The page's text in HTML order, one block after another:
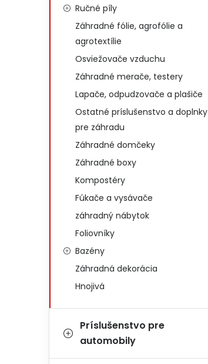
Ručné píly
Záhradné fólie, agrofólie a
agrotextílie
Osviežovače vzduchu
Záhradné merače, testery
Lapače, odpudzovače a plašiče
Ostatné príslušenstvo a doplnky
pre záhradu
Záhradné domčeky
Záhradné boxy
Kompostéry
Fúkače a vysávače
záhradný nábytok
Foliovníky
Bazény
Záhradná dekorácia
Hnojivá
Príslušenstvo pre
automobily